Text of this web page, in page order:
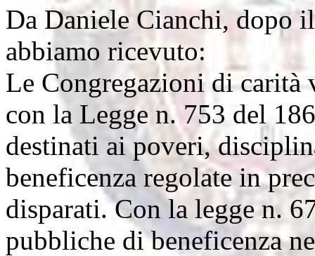
Da Daniele Cianchi, dopo
abbiamo ricevuto:
Le Congregazioni di carità
con la Legge n. 753 del
destinati ai poveri,
beneficenza regolate in
disparati. Con la legge n.
pubbliche di beneficenza